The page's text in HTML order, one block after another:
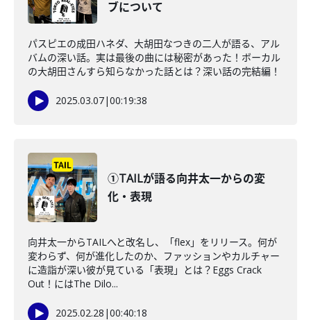
ブについて
パスピエの成田ハネダ、大胡田なつきの二人が語る、アル
バムの深い話。実は最後の曲には秘密があった！ボーカル
の大胡田さんすら知らなかった話とは？深い話の完結編！
2025.03.07|00:19:38
①TAILが語る向井太一からの変
化・表現
向井太一からTAILへと改名し、「flex」をリリース。何が
変わらず、何が進化したのか、ファッションやカルチャー
に造詣が深い彼が見ている「表現」とは？Eggs Crack
Out！にはThe Dilo...
2025.02.28 |00:40:18